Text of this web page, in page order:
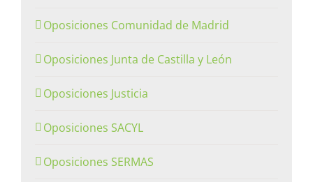
Oposiciones Comunidad de Madrid
Oposiciones Junta de Castilla y León
Oposiciones Justicia
Oposiciones SACYL
Oposiciones SERMAS